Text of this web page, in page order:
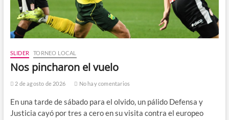
SLIDER TORNEO LOCAL
Nos pincharon el vuelo
2 de agosto de 2026 No hay comentarios
En una tarde de sábado para el olvido, un pálido Defensa y
Justicia cayó por tres a cero en su visita contra el europeo